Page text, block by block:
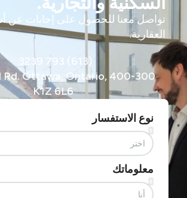
تواصل معنا للحصول على إجابات عن
العقارية.
(613) 793 3239
Rd. Ottawa, Ontario,
K1Z 6L6
نوع الاستفسار
معلوماتك